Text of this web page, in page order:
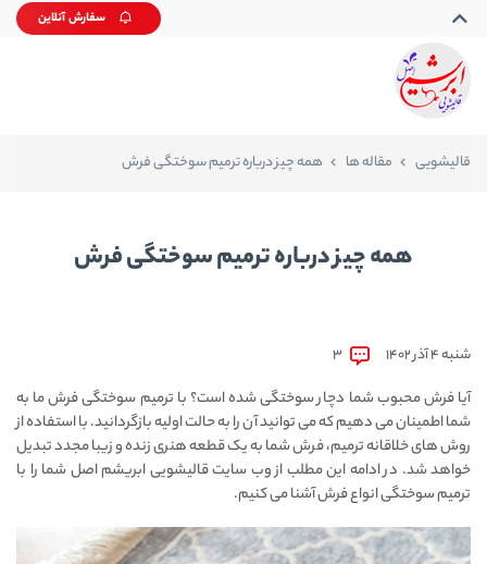
سفارش آنلاین
قالیشویی مقاله ها همه چیز درباره ترمیم سوختگی فرش
همه چیز درباره ترمیم سوختگی فرش
شنبه 4 آذر 1402 3
آیا فرش محبوب شما دچار سوختگی شده است؟ با ترمیم سوختگی فرش ما به
شما اطمینان می‌ دهیم که می توانید آن را به حالت اولیه بازگردانید. با استفاده از
روش های خلاقانه ترمیم، فرش شما به یک قطعه هنری زنده و زیبا مجدد تبدیل
خواهد شد. در ادامه این مطلب از وب سایت قالیشویی ابریشم اصل شما را با
ترمیم سوختگی انواع فرش آشنا می کنیم.